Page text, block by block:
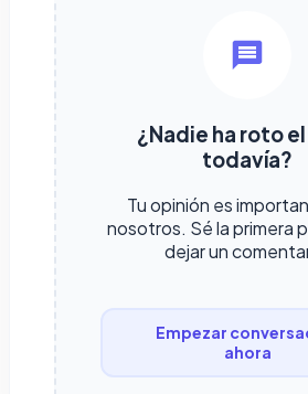
¿Nadie ha roto
todavía?
Tu opinión es
nosotros. Sé la primera
dejar un
Empezar
ahora